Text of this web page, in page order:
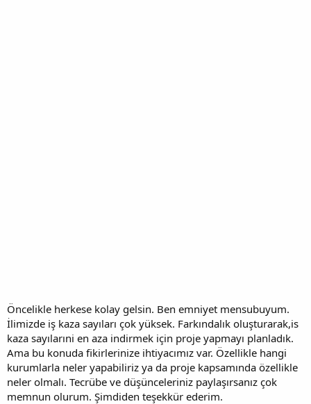
Öncelikle herkese kolay gelsin. Ben emniyet mensubuyum.
İlimizde iş kaza sayıları çok yüksek. Farkındalık oluşturarak,is
kaza sayılarıni en aza indirmek için proje yapmayı planladık.
Ama bu konuda fikirlerinize ihtiyacımız var. Özellikle hangi
kurumlarla neler yapabiliriz ya da proje kapsamında özellikle
neler olmalı. Tecrübe ve düşünceleriniz paylaşırsanız çok
memnun olurum. Şimdiden teşekkür ederim.